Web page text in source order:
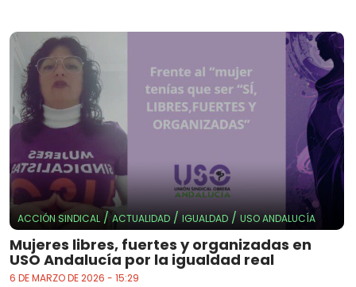
ACCIÓN SINDICAL / ACTUALIDAD / IGUALDAD / USO ANDALUCÍA
Mujeres libres, fuertes y organizadas en
USO Andalucía por la igualdad real
6 DE MARZO DE 2026 - 15:29